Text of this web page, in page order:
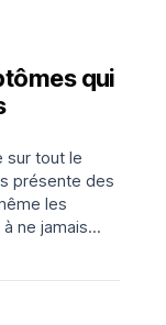
qui
sur tout le
présente des
les
ne jamais